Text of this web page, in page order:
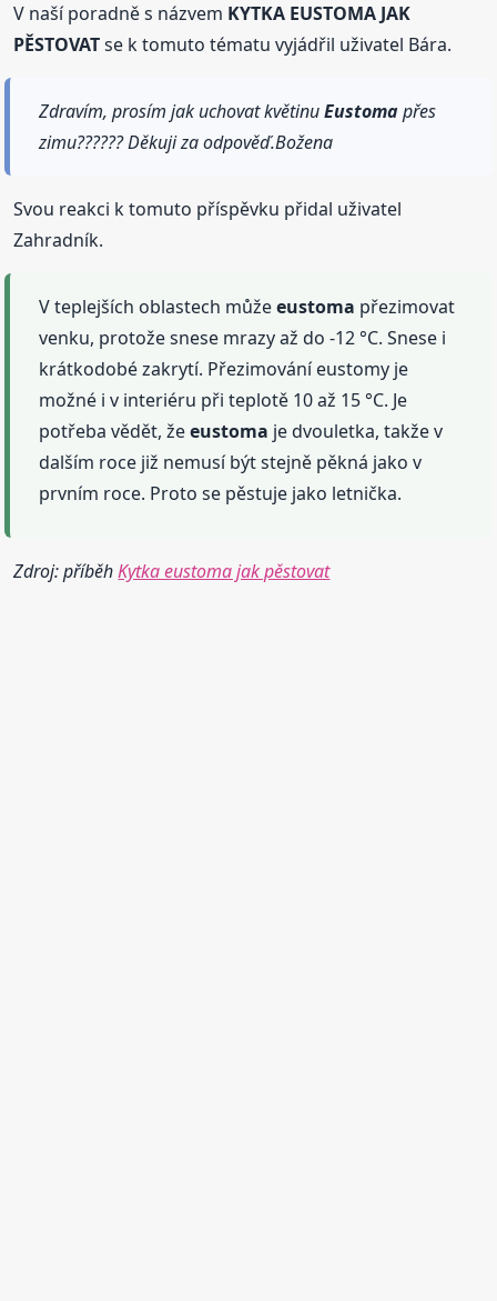
V naší poradně s názvem KYTKA EUSTOMA JAK
PĚSTOVATse k tomuto tématu vyjádřil uživatel Bára.
Zdravím, prosím jak uchovat květinuEustomapřes
zimu?????? Děkuji za odpověď.Božena
Svou reakci k tomuto příspěvku přidal uživatel
Zahradník.
V teplejších oblastech můžeeustoma přezimovat
venku, protože snese mrazy až do -12 °C. Snese i
krátkodobé zakrytí. Přezimování eustomy je
možné i v interiéru při teplotě 10 až 15 °C. Je
potřeba vědět, žeeustoma je dvouletka, takže v
dalším roce již nemusí být stejně pěkná jako v
prvním roce. Proto se pěstuje jako letnička.
Zdroj: příběhKytka eustoma jak pěstovat